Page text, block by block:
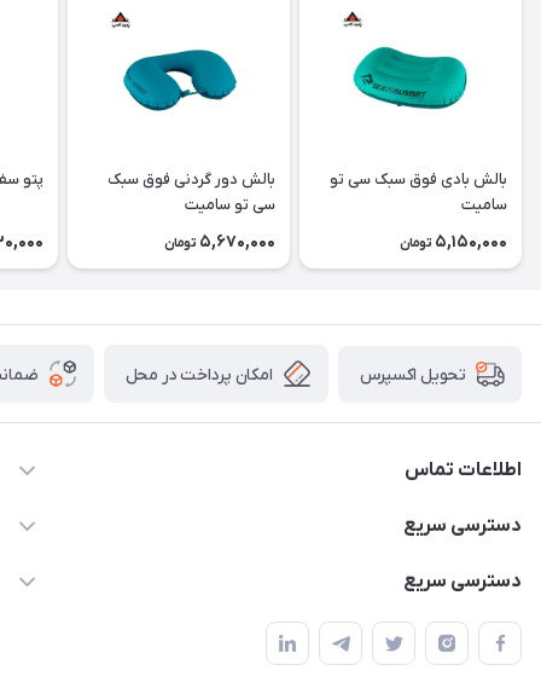
بالش بادی فوق سبک سی تو
سامیت
5,150,000 تومان
بالش دور گردنی فوق سبک
سی تو سامیت
5,670,000 تومان
پتو
تحویل اکسپرس امکان پرداخت در محل
اطلاعات تماس
02166456492 - 09121933405
حتما با هماهنگی قبلی
دسترسی سریع
خرید کیسه خواب
چادر بادی
دسترسی سریع
چادر سرخپوستی
صندلی تاشو